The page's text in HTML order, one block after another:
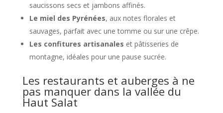
saucissons secs et jambons affinés.
Le miel des Pyrénées, aux notes florales et
sauvages, parfait avec une tomme ou sur une crêpe.
Les confitures artisanales et pâtisseries de
montagne, idéales pour une pause sucrée.
Les restaurants et auberges à ne
pas manquer dans la vallée du
Haut Salat